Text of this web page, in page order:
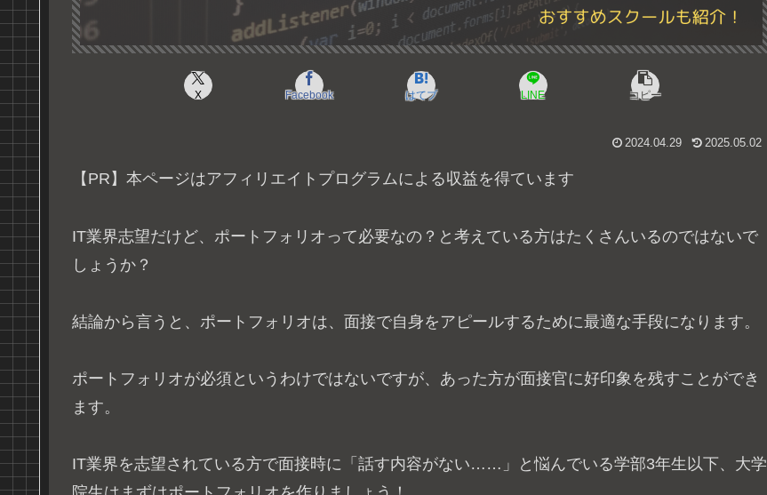
X Facebook はてブ LINE コピー
2024.04.29 2025.05.02
【PR】本ページはアフィリエイトプログラムによる収益を得ています
IT業界志望だけど、ポートフォリオって必要なの？と考えている方はたくさんいるのではないで
しょうか？
結論から言うと、ポートフォリオは、面接で自身をアピールするために最適な手段になります。
ポートフォリオが必須というわけではないですが、あった方が面接官に好印象を残すことができ
ます。
IT業界を志望されている方で面接時に「話す内容がない……」と悩んでいる学部3年生以下、大学